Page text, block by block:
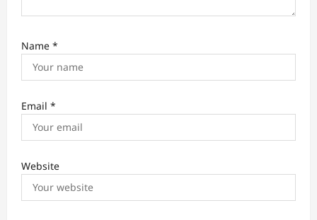
Name *
Email *
Website